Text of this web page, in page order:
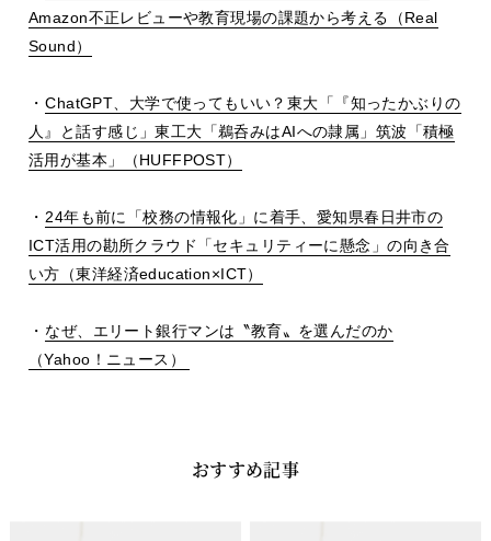
Amazon不正レビューや教育現場の課題から考える（Real
Sound）
・ChatGPT 、大学で使ってもいい？東大「『知ったかぶりの
人』と話す感じ」東工大「鵜呑みはAIへの隷属」筑波「積極
活用が基本」（HUFFPOST）
・ 24年も前に「校務の情報化」に着手、愛知県春日井市の
ICT活用の勘所クラウド「セキュリティーに懸念」の向き合
い方（東洋経済education×ICT）
・ なぜ、エリート銀行マンは〝教育〟を選んだのか
（Yahoo ！ニュース）
おすすめ記事